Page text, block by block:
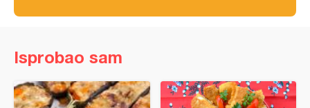
Isprobao sam